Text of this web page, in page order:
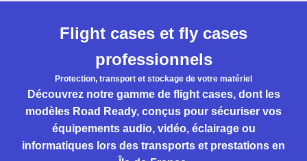
Flight cases et fly cases
professionnels
Protection, transport et stockage de votre matériel
Découvrez notre gamme de flight cases, dont les
modèles Road Ready, conçus pour sécuriser vos
équipements audio, vidéo, éclairage ou
informatiques lors des transports et prestations en